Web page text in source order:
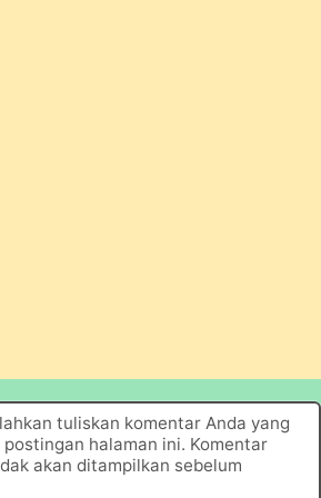
tuliskan komentar Anda yang
halaman ini. Komentar
akan ditampilkan sebelum